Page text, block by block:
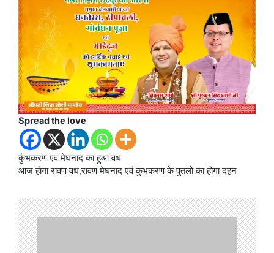
Spread the love
कुंभकरण एवं मेघनाद का हुआ वध
आज होगा रावण वध,रावण मेघनाद एवं कुंभकरण के पुतलों का होगा दहन